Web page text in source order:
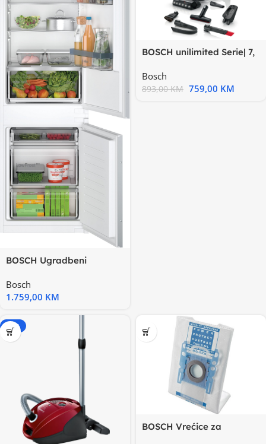
BOSCH Ugradbeni
Bosch
1.759,00 KM
BOSCH unilimited Serie| 7,
Bosch
893,00KM 759,00 KM
-15%
BOSCH Vrećice za